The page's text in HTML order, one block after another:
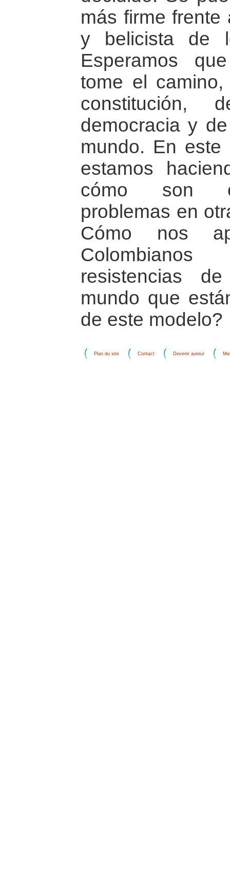
más firme frente
y belicista de
Esperamos
tome el
democracia y
mundo. En este
estamos
cómo son
problemas en
Cómo nos
resistencias
mundo que
de este modelo?
Plan du site Contact Devenir auteur